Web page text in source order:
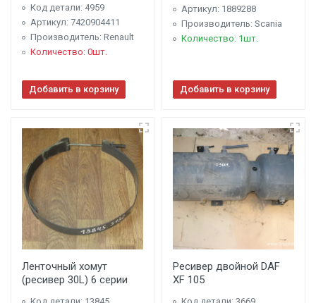
Код детали: 4959
Артикул: 7420904411
Производитель: Renault
Количество: 0шт.
Добавить в корзину
Артикул: 1889288
Производитель: Scania
Количество: 1шт.
Добавить в корзину
Ленточный хомут
(ресивер 30L) 6 серии
Ресивер двойной DAF
XF 105